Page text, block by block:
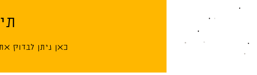
כאן ניתן לבדוק